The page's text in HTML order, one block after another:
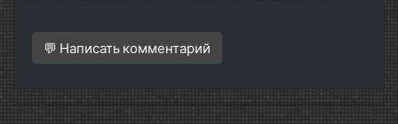
💬 Написать комментарий